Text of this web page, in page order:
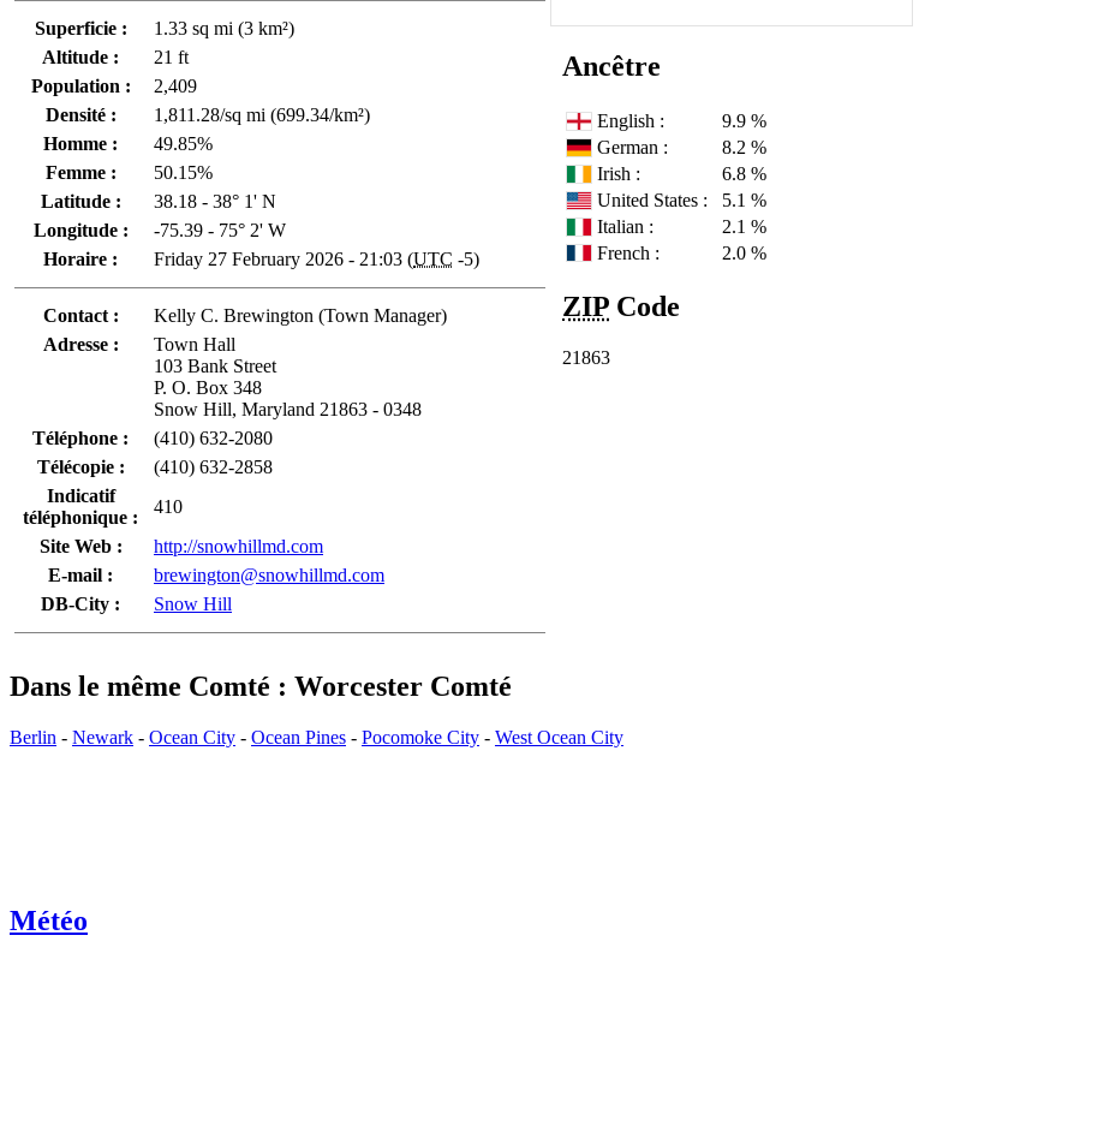
Superficie :
1.33 sq mi (3 km²)
Altitude :
21 ft
Population :
2,409
Densité :
1,811.28/sq mi (699.34/km²)
Homme :
49.85%
Femme :
50.15%
Latitude :
38.18 - 38° 1' N
Longitude :
-75.39 - 75° 2' W
Horaire :
Friday 27 February 2026 - 21:03 (UTC -5)
Contact :
Kelly C. Brewington (Town Manager)
Adresse :
Town Hall
103 Bank Street
P. O. Box 348
Snow Hill, Maryland 21863 - 0348
Téléphone :
(410) 632-2080
Télécopie :
(410) 632-2858
Indicatif
téléphonique :
410
Site Web :
http://snowhillmd.com
E-mail :
brewington@snowhillmd.com
DB-City :
Snow Hill
Ancêtre
English :
9.9 %
German :
8.2 %
Irish :
6.8 %
United States :
5.1 %
Italian :
2.1 %
French :
2.0 %
ZIP Code
21863
Dans le même Comté : Worcester Comté
Berlin - Newark - Ocean City - Ocean Pines - Pocomoke City - West Ocean City
Météo